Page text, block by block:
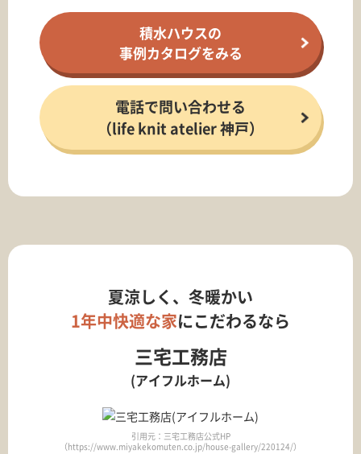
積水ハウスの
事例カタログをみる
電話で問い合わせる
（life knit atelier 神戸）
夏涼しく、冬暖かい
1年中快適な家にこだわるなら
三宅工務店
(アイフルホーム)
引用元：三宅工務店公式HP
（https://www.miyakekomuten.co.jp/house-gallery/220124/）